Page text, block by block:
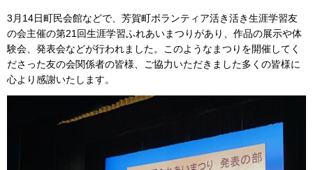
3月14日町民会館などで、芳賀町ボランティア活き活き生涯学習友
の会主催の第21回生涯学習ふれあいまつりがあり、作品の展示や体
験会、発表会などが行われました。このようなまつりを開催してく
ださった友の会関係者の皆様、ご協力いただきました多くの皆様に
心より感謝いたします。